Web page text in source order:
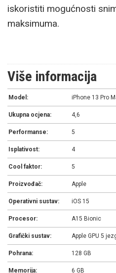
iskoristiti mogućnosti
maksimuma.
Više informacija
Model: iPhone 13 Pro
Ukupna ocjena: 4,6
Performanse: 5
Isplativost: 4
Cool faktor: 5
Proizvođač: Apple
Operativni sustav: iOS 15
Procesor: A15 Bionic
Grafički sustav: Apple GPU 5
Pohrana: 128 GB
Memorija: 6 GB